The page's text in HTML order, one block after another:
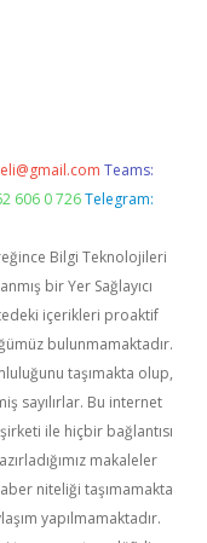
Teams:
606 0 726 Telegram:
Bilgi Teknolojileri
bir Yer Sağlayıcı
içerikleri proaktif
bulunmamaktadır.
taşımakta olup,
sayılırlar. Bu internet
ile hiçbir bağlantısı
makaleler
niteliği taşımamakta
yapılmamaktadır.